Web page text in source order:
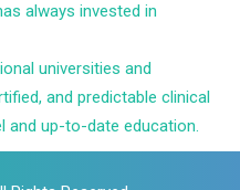
always invested in
universities and
and predictable clinical
and up-to-date education.